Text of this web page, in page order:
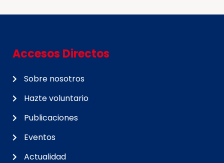
Accesos Directos
Sobre nosotros
Hazte voluntario
Publicaciones
Eventos
Actualidad